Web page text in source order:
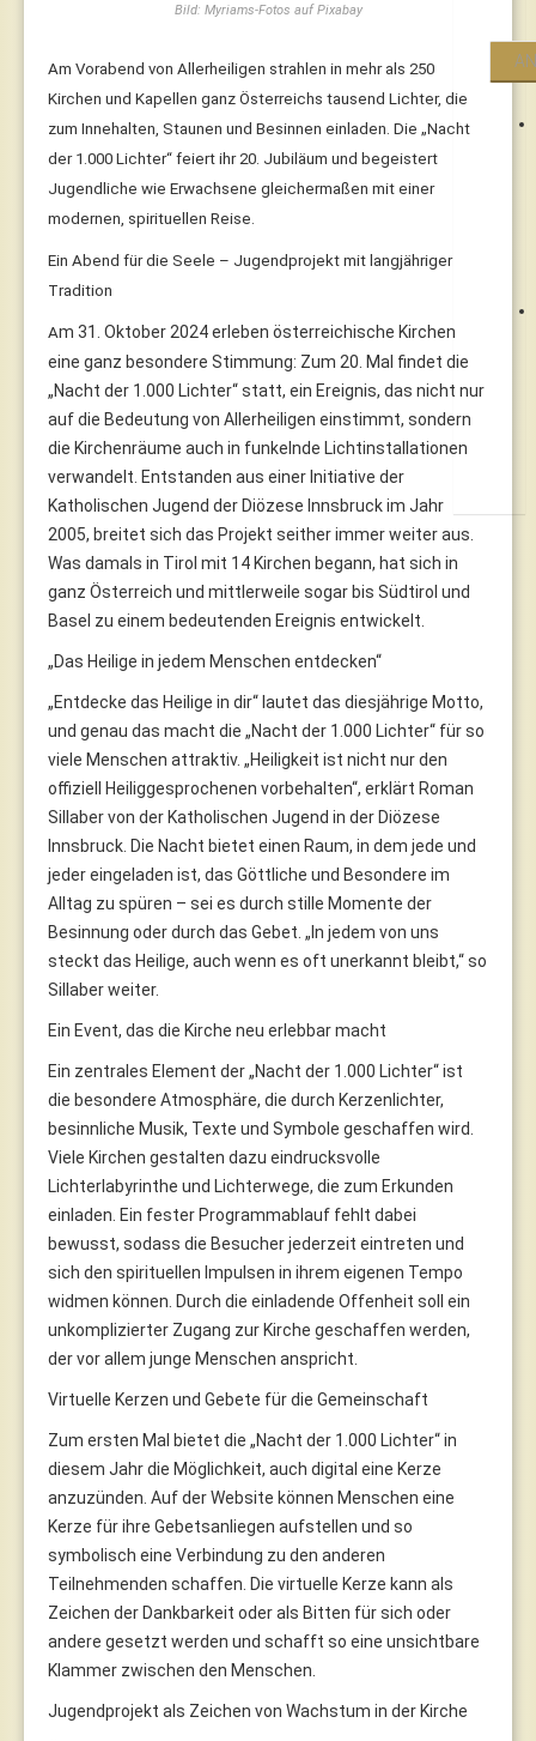
Bild: Myriams-Fotos auf Pixabay
Am Vorabend von Allerheiligen strahlen in mehr als 250
Kirchen und Kapellen ganz Österreichs tausend Lichter, die
zum Innehalten, Staunen und Besinnen einladen. Die „Nacht
der 1.000 Lichter“ feiert ihr 20. Jubiläum und begeistert
Jugendliche wie Erwachsene gleichermaßen mit einer
modernen, spirituellen Reise.
Ein Abend für die Seele – Jugendprojekt mit langjähriger
Tradition
Am 31. Oktober 2024 erleben österreichische Kirchen
eine ganz besondere Stimmung: Zum 20. Mal findet die
„Nacht der 1.000 Lichter“ statt, ein Ereignis, das nicht nur
auf die Bedeutung von Allerheiligen einstimmt, sondern
die Kirchenräume auch in funkelnde Lichtinstallationen
verwandelt. Entstanden aus einer Initiative der
Katholischen Jugend der Diözese Innsbruck im Jahr
2005, breitet sich das Projekt seither immer weiter aus.
Was damals in Tirol mit 14 Kirchen begann, hat sich in
ganz Österreich und mittlerweile sogar bis Südtirol und
Basel zu einem bedeutenden Ereignis entwickelt.
„Das Heilige in jedem Menschen entdecken“
„Entdecke das Heilige in dir“ lautet das diesjährige Motto,
und genau das macht die „Nacht der 1.000 Lichter“ für so
viele Menschen attraktiv. „Heiligkeit ist nicht nur den
offiziell Heiliggesprochenen vorbehalten“, erklärt Roman
Sillaber von der Katholischen Jugend in der Diözese
Innsbruck. Die Nacht bietet einen Raum, in dem jede und
jeder eingeladen ist, das Göttliche und Besondere im
Alltag zu spüren – sei es durch stille Momente der
Besinnung oder durch das Gebet. „In jedem von uns
steckt das Heilige, auch wenn es oft unerkannt bleibt,“ so
Sillaber weiter.
Ein Event, das die Kirche neu erlebbar macht
Ein zentrales Element der „Nacht der 1.000 Lichter“ ist
die besondere Atmosphäre, die durch Kerzenlichter,
besinnliche Musik, Texte und Symbole geschaffen wird.
Viele Kirchen gestalten dazu eindrucksvolle
Lichterlabyrinthe und Lichterwege, die zum Erkunden
einladen. Ein fester Programmablauf fehlt dabei
bewusst, sodass die Besucher jederzeit eintreten und
sich den spirituellen Impulsen in ihrem eigenen Tempo
widmen können. Durch die einladende Offenheit soll ein
unkomplizierter Zugang zur Kirche geschaffen werden,
der vor allem junge Menschen anspricht.
Virtuelle Kerzen und Gebete für die Gemeinschaft
Zum ersten Mal bietet die „Nacht der 1.000 Lichter“ in
diesem Jahr die Möglichkeit, auch digital eine Kerze
anzuzünden. Auf der Website können Menschen eine
Kerze für ihre Gebetsanliegen aufstellen und so
symbolisch eine Verbindung zu den anderen
Teilnehmenden schaffen. Die virtuelle Kerze kann als
Zeichen der Dankbarkeit oder als Bitten für sich oder
andere gesetzt werden und schafft so eine unsichtbare
Klammer zwischen den Menschen.
Jugendprojekt als Zeichen von Wachstum in der Kirche